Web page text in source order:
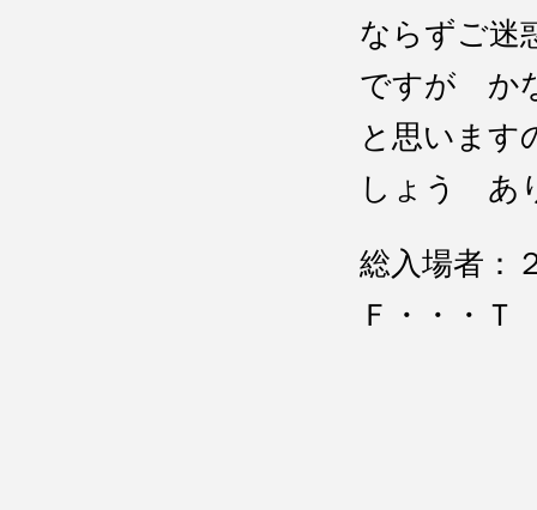
ならずご迷
ですが か
と思いま
しょう あ
総入場
Ｆ・・・Ｔ